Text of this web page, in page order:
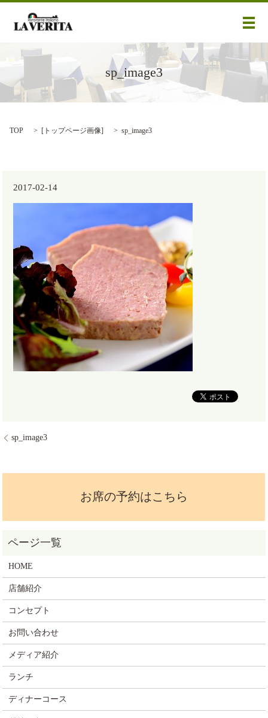
メ
sp_image3
TOP [ トップページ画像] sp_image3
2017-02-14
sp_image3
お席の予約はこちら
HOME
店舗紹介
コンセプト
お問い合わせ
メディア紹介
ランチ
ディナーコース